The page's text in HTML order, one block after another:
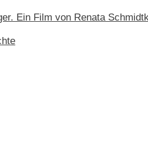
Ein Film von Renata